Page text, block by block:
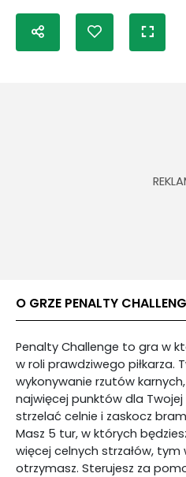
O GRZE PENALTY
Penalty Challenge to gra w
w roli prawdziwego piłkarza.
wykonywanie rzutów
najwięcej punktów dla Twojej
strzelać celnie i zaskocz
Masz 5 tur, w których
więcej celnych strzałów,
otrzymasz. Sterujesz za